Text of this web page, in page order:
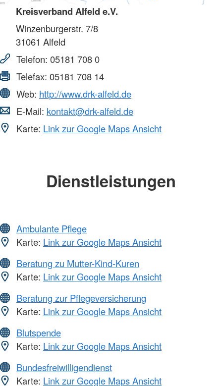
Kreisverband Alfeld e.V.
Winzenburgerstr. 7/8
31061 Alfeld
Telefon: 05181 708 0
Telefax: 05181 708 14
Web: http://www.drk-alfeld.de
E-Mail: kontakt@drk-alfeld.de
Karte: Link zur Google Maps Ansicht
Dienstleistungen
Ambulante Pflege
Karte: Link zur Google Maps Ansicht
Beratung zu Mutter-Kind-Kuren
Karte: Link zur Google Maps Ansicht
Beratung zur Pflegeversicherung
Karte: Link zur Google Maps Ansicht
Blutspende
Karte: Link zur Google Maps Ansicht
Bundesfreiwilligendienst
Karte: Link zur Google Maps Ansicht